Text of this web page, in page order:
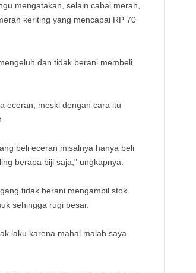
mengatakan, selain cabai merah,
keriting yang mencapai RP 70
dan tidak berani membeli
eceran, meski dengan cara itu
beli eceran misalnya hanya beli
berapa biji saja," ungkapnya.
tidak berani mengambil stok
sehingga rugi besar.
laku karena mahal malah saya